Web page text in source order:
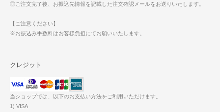
◎ご注文完了後、お振込先情報を記載した注文確認メールをお送りいたします。
【ご注意ください】
※お振込み手数料はお客様負担にてお願いいたします。
クレジット
当ショップでは、以下のお支払い方法をご利用いただけます。
1) VISA